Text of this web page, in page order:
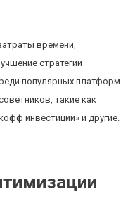
времени,
стратегии
популярных платформ
такие как
инвестиции» и другие.